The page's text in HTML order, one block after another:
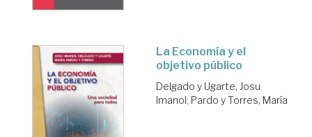
La Economía y el
objetivo público
Delgado y Ugarte, Josu
Imanol; Pardo y Torres, María